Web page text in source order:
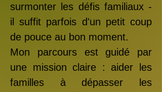
surmonter les défis familiaux -
il suffit parfois d'un petit coup
de pouce au bon moment.
Mon parcours est guidé par
une mission claire : aider les
familles à dépasser les